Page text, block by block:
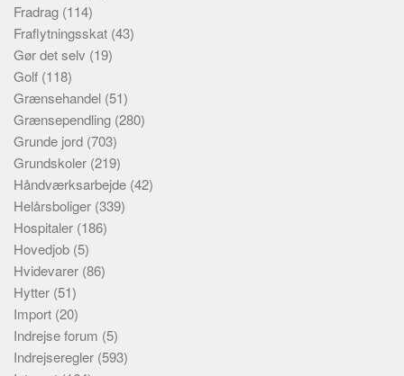
Fradrag (114)
Fraflytningsskat (43)
Gør det selv (19)
Golf (118)
Grænsehandel (51)
Grænsependling (280)
Grunde jord (703)
Grundskoler (219)
Håndværksarbejde (42)
Helårsboliger (339)
Hospitaler (186)
Hovedjob (5)
Hvidevarer (86)
Hytter (51)
Import (20)
Indrejse forum (5)
Indrejseregler (593)